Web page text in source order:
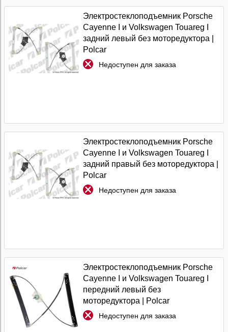
Электростеклоподъемник Porsche
Cayenne I и Volkswagen Touareg I
задний левый без моторедуктора |
Polcar
Недоступен для заказа
Электростеклоподъемник Porsche
Cayenne I и Volkswagen Touareg I
задний правый без моторедуктора |
Polcar
Недоступен для заказа
Электростеклоподъемник Porsche
Cayenne I и Volkswagen Touareg I
передний левый без
моторедуктора | Polcar
Недоступен для заказа